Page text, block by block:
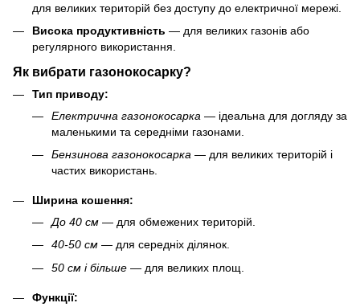
для великих територій без доступу до електричної мережі.
Висока продуктивність — для великих газонів або
регулярного використання.
Як вибрати газонокосарку?
Тип приводу:
Електрична газонокосарка — ідеальна для догляду за
маленькими та середніми газонами.
Бензинова газонокосарка — для великих територій і
частих використань.
Ширина кошення:
До 40 см — для обмежених територій.
40-50 см — для середніх ділянок.
50 см і більше — для великих площ.
Функції: